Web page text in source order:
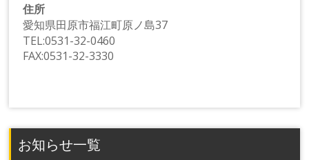
住所
愛知県田原市福江町原ノ島37
TEL:0531-32-0460
FAX:0531-32-3330
お知らせ一覧